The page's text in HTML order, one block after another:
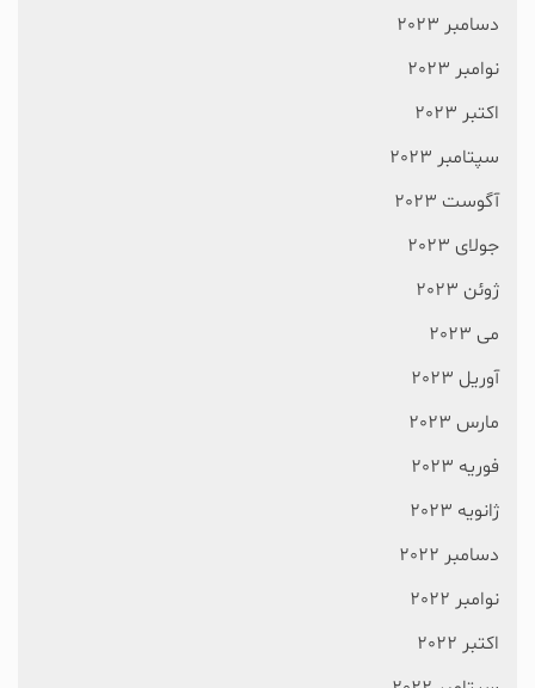
دسامبر 2023
نوامبر 2023
اکتبر 2023
سپتامبر 2023
آگوست 2023
جولای 2023
ژوئن 2023
می 2023
آوریل 2023
مارس 2023
فوریه 2023
ژانویه 2023
دسامبر 2022
نوامبر 2022
اکتبر 2022